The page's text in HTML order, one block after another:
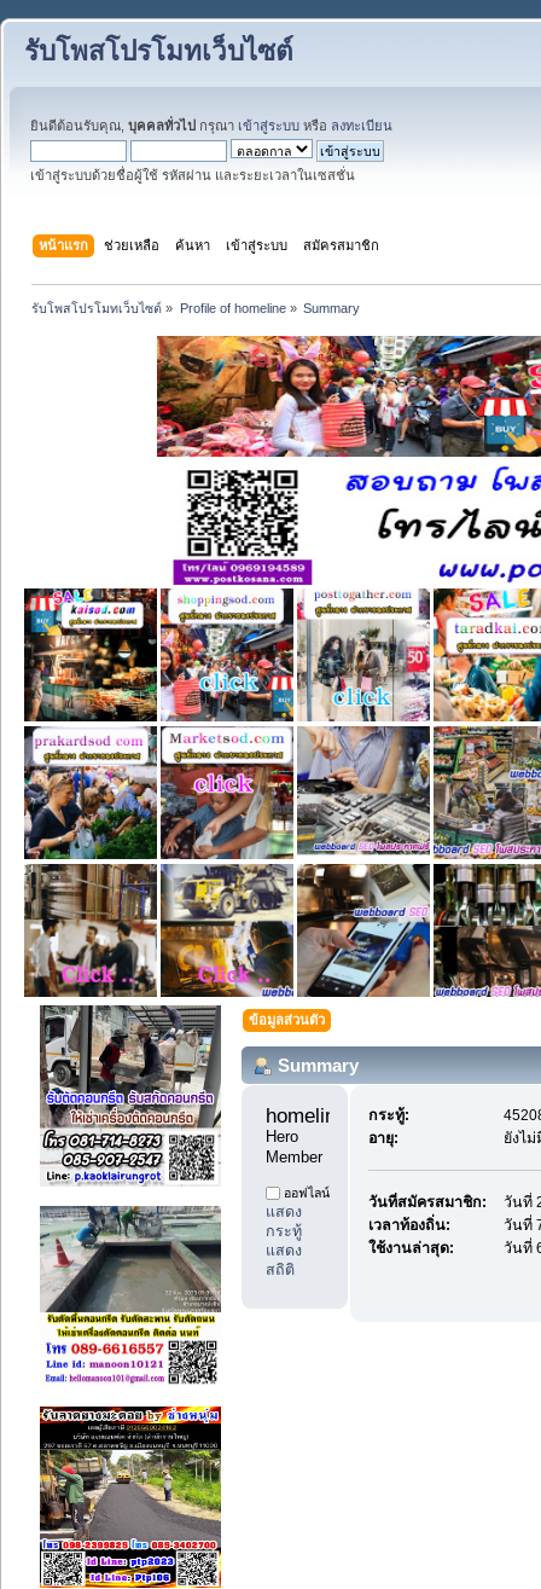
รับโพสโปรโมทเว็บไซต์
ยินดีต้อนรับคุณ, บุคคลทั่วไป กรุณา เข้าสู่ระบบ หรือ ลงทะเบียน
เข้าสู่ระบบด้วยชื่อผู้ใช้ รหัสผ่าน และระยะเวลาในเซสชั่น
หน้าแรก ช่วยเหลือ ค้นหา เข้าสู่ระบบ สมัครสมาชิก
รับโพสโปรโมทเว็บไซต์ » Profile of homeline» Summary
ข้อมูลส่วนตัว
Summary
Hero
Member
ออฟไลน์
แสดง
กระทู้
แสดง
สถิติ
กระทู้:
อายุ:
ยังไ
วันที่สมัครสมาชิก:
วันที่
เวลาท้องถิ่น:
วันที่
ใช้งานล่าสุด:
วันที่